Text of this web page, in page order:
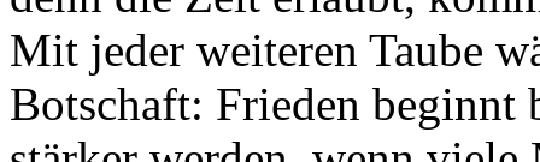
Mit jeder weiteren Taube
Botschaft: Frieden beginnt